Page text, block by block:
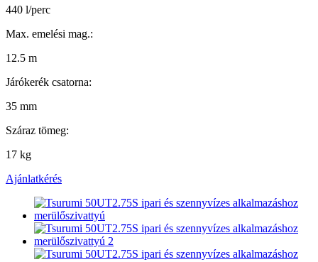
440 l/perc
Max. emelési mag.:
12.5 m
Járókerék csatorna:
35 mm
Száraz tömeg:
17 kg
Ajánlatkérés